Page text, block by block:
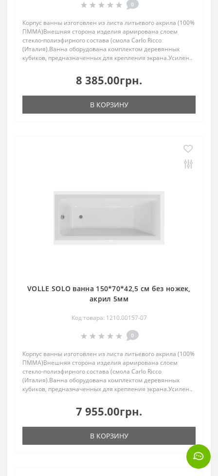
0
Корпус ванны изготовлен из листа литьевого акрила (100%
ПММА)Внешняя сторона изделия армирована слоем
стекло-полиэфирного состава (смола Carlo Ricco
(Италия).Ванна оборудована комплектом деревянных
кубиков, предназначенных для крепления экрана.Усилен..
8 385.00грн.
В КОРЗИНУ
VOLLE SOLO ванна 150*70*42,5 см без ножек,
акрил 5мм
Код товара: 1210.00157-07
0
Корпус ванны изготовлен из листа литьевого акрила (100%
ПММА)Внешняя сторона изделия армирована слоем
стекло-полиэфирного состава (смола Carlo Ricco
(Италия).Ванна оборудована комплектом деревянных
кубиков, предназначенных для крепления экрана.Усилен..
7 955.00грн.
В КОРЗИНУ